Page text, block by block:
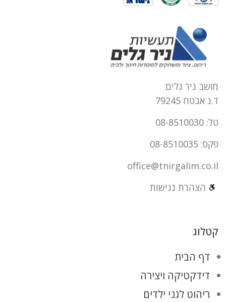
מושב ניר גלים
ד.נ אבטח 79245
טל: 08-8510030
פקס: 08-8510035
office@tnirgalim.co.il
הצהרת נגישות
קטלוג
דף הבית
דידקטיקה ויצירה
ריהוט לגני ילדים